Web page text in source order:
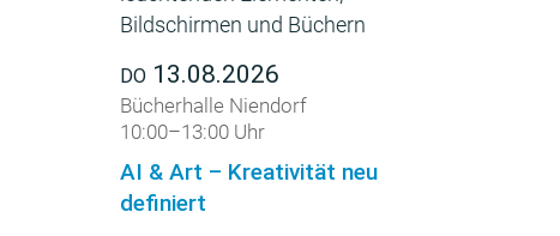
DO 13.08.2026
Bücherhalle Niendorf
10:00–13:00 Uhr
AI & Art – Kreativität neu
definiert